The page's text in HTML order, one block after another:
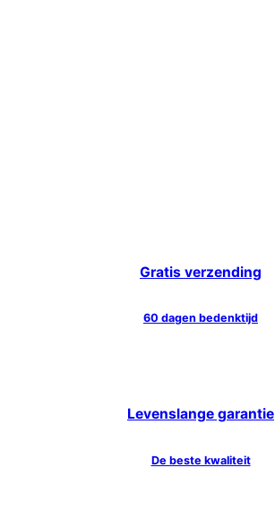
Gratis verzending
60 dagen bedenktijd
Levenslange garantie
De beste kwaliteit